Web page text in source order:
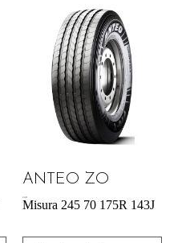
ANTEO ZO
Misura 245 70 175R 143J